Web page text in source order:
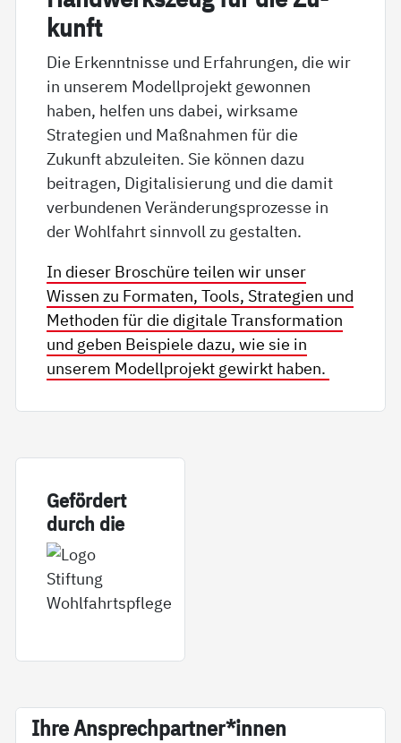
kunft
Die Erkenntnisse und Erfahrungen, die wir
in unserem Modellprojekt gewonnen
haben, helfen uns dabei, wirksame
Strategien und Maßnahmen für die
Zukunft abzuleiten. Sie können dazu
beitragen, Digitalisierung und die damit
verbundenen Veränderungsprozesse in
der Wohlfahrt sinnvoll zu gestalten.
In dieser Broschüre teilen wir unser
Wissen zu Formaten, Tools, Strategien und
Methoden für die digitale Transformation
und geben Beispiele dazu, wie sie in
unserem Modellprojekt gewirkt haben.
Ge­för­dert
durch die
Ih­re An­sp­rech­part­ner*in­nen